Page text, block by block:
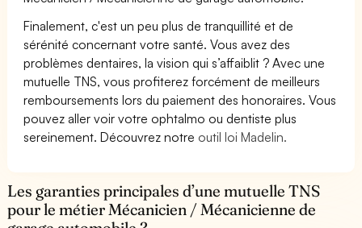
Finalement, c'est un peu plus de tranquillité et de
sérénité concernant votre santé. Vous avez des
problèmes dentaires, la vision qui s’affaiblit ? Avec une
mutuelle TNS, vous profiterez forcément de meilleurs
remboursements lors du paiement des honoraires. Vous
pouvez aller voir votre ophtalmo ou dentiste plus
sereinement. Découvrez notre outil loi Madelin.
Les garanties principales d’une mutuelle TNS
pour le métier Mécanicien / Mécanicienne de